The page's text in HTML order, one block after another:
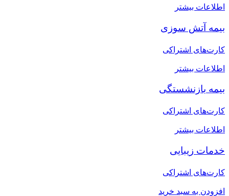
اطلاعات بیشتر
بیمه آتش سوزی
کارت‌های اشتراکی
اطلاعات بیشتر
بیمه بازنشستگی
کارت‌های اشتراکی
اطلاعات بیشتر
خدمات زیبایی
کارت‌های اشتراکی
افزودن به سبد خرید